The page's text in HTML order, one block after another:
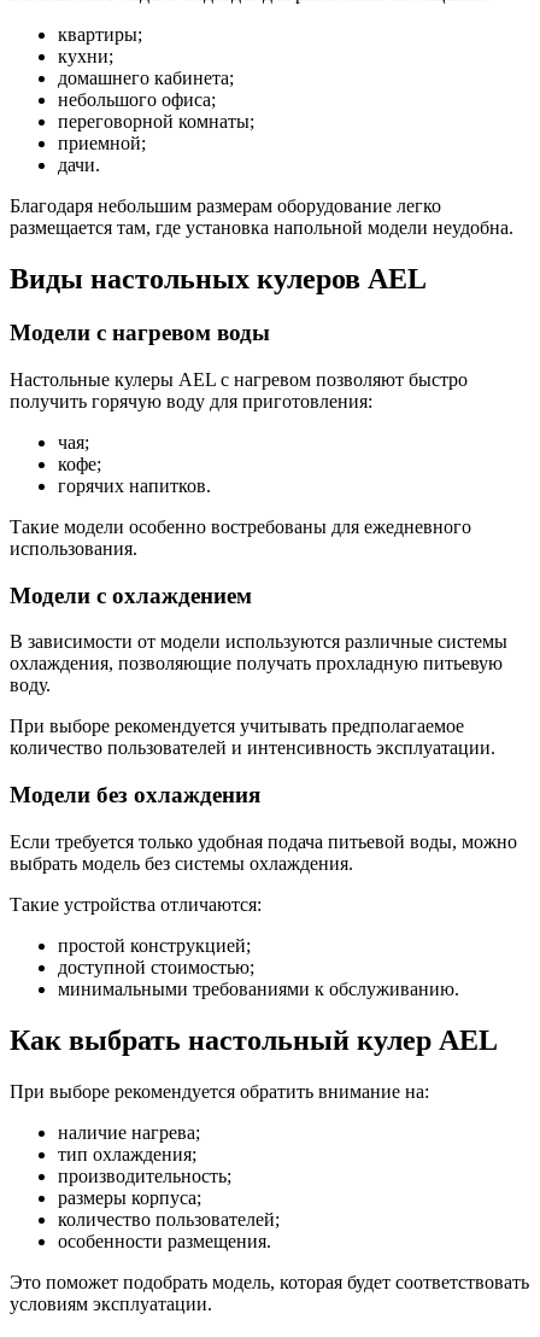
квартиры;
кухни;
домашнего кабинета;
небольшого офиса;
переговорной комнаты;
приемной;
дачи.
Благодаря небольшим размерам оборудование легко
размещается там, где установка напольной модели неудобна.
Виды настольных кулеров AEL
Модели с нагревом воды
Настольные кулеры AEL с нагревом позволяют быстро
получить горячую воду для приготовления:
чая;
кофе;
горячих напитков.
Такие модели особенно востребованы для ежедневного
использования.
Модели с охлаждением
В зависимости от модели используются различные системы
охлаждения, позволяющие получать прохладную питьевую
воду.
При выборе рекомендуется учитывать предполагаемое
количество пользователей и интенсивность эксплуатации.
Модели без охлаждения
Если требуется только удобная подача питьевой воды, можно
выбрать модель без системы охлаждения.
Такие устройства отличаются:
простой конструкцией;
доступной стоимостью;
минимальными требованиями к обслуживанию.
Как выбрать настольный кулер AEL
При выборе рекомендуется обратить внимание на:
наличие нагрева;
тип охлаждения;
производительность;
размеры корпуса;
количество пользователей;
особенности размещения.
Это поможет подобрать модель, которая будет соответствовать
условиям эксплуатации.